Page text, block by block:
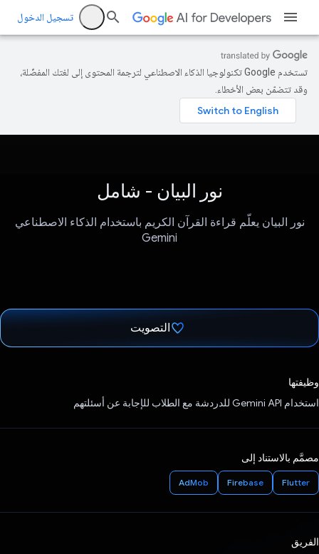
تسجيل الدخول
تستخدم Google تكنولوجيا الذكاء الاصطناعي لترجمة المحتوى إلى لغتك المفضّلة،
وقد تتضمّن بعض الأخطاء.
نور البيان - شامل
نور البيان يعلّم قراءة القرآن الكريم باستخدام الذكاء الاصطناعي
Gemini
التصويت
وظيفتها
استخدام Gemini API للدردشة مع الطلاب للإجابة عن أسئلتهم
مصمَّم بالاستناد إلى
Flutter
Firebase
AdMob
الفريق